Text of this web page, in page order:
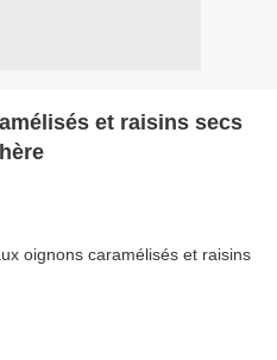
et raisins secs